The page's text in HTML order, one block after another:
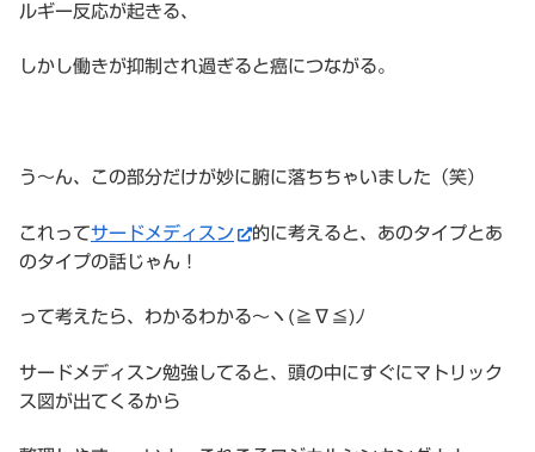
ルギー反応が起きる、
しかし働きが抑制され過ぎると癌につながる。
う〜ん、この部分だけが妙に腑に落ちちゃいました（笑）
これってサードメディスン
的に考えると、あのタイプとあ
のタイプの話じゃん！
って考えたら、わかるわかる〜ヽ(≧∇≦)ﾉ
サードメディスン勉強してると、頭の中にすぐにマトリック
ス図が出てくるから